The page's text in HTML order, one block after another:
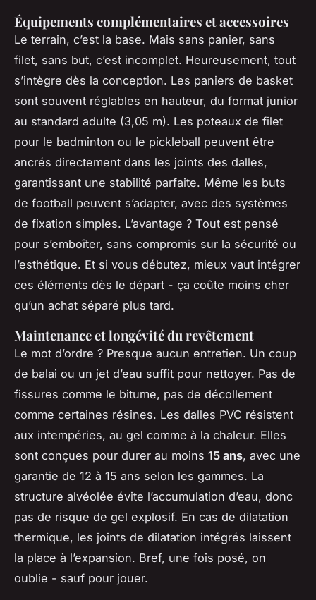
Équipements complémentaires et accessoires
Le terrain, c’est la base. Mais sans panier, sans
filet, sans but, c’est incomplet. Heureusement, tout
s’intègre dès la conception. Les paniers de basket
sont souvent réglables en hauteur, du format junior
au standard adulte (3,05 m). Les poteaux de filet
pour le badminton ou le pickleball peuvent être
ancrés directement dans les joints des dalles,
garantissant une stabilité parfaite. Même les buts
de football peuvent s’adapter, avec des systèmes
de fixation simples. L’avantage ? Tout est pensé
pour s’emboîter, sans compromis sur la sécurité ou
l’esthétique. Et si vous débutez, mieux vaut intégrer
ces éléments dès le départ - ça coûte moins cher
qu’un achat séparé plus tard.
Maintenance et longévité du revêtement
Le mot d’ordre ? Presque aucun entretien. Un coup
de balai ou un jet d’eau suffit pour nettoyer. Pas de
fissures comme le bitume, pas de décollement
comme certaines résines. Les dalles PVC résistent
aux intempéries, au gel comme à la chaleur. Elles
sont conçues pour durer au moins 15 ans, avec une
garantie de 12 à 15 ans selon les gammes. La
structure alvéolée évite l’accumulation d’eau, donc
pas de risque de gel explosif. En cas de dilatation
thermique, les joints de dilatation intégrés laissent
la place à l’expansion. Bref, une fois posé, on
oublie - sauf pour jouer.